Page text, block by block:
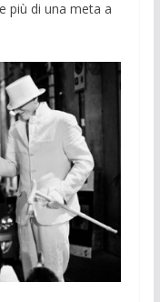
più di una meta a